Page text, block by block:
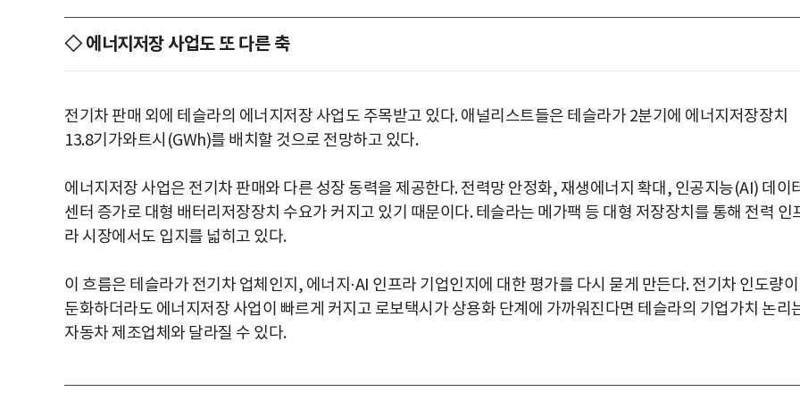
◇ 에너지저장 사업도 또 다른 축
전기차 판매 외에 테슬라의 에너지저장 사업도 주목받고 있다. 애널리스트들은 테슬라가 2분기에 에너지저장장치
13.8기가와트시(GWh)를 배치할 것으로 전망하고 있다.
에너지저장 사업은 전기차 판매와 다른 성장 동력을 제공한다. 전력망 안정화, 재생에너지 확대, 인공지능(AI) 데이
센터 증가로 대형 배터리저장장치 수요가 커지고 있기 때문이다. 테슬라는 메가팩 등 대형 저장장치를 통해 전력 인
라 시장에서도 입지를 넓히고 있다.
이 흐름은 테슬라가 전기차 업체인지, 에너지·AI 인프라 기업인지에 대한 평가를 다시 묻게 만든다. 전기차 인도량이
둔화하더라도 에너지저장 사업이 빠르게 커지고 로보택시가 상용화 단계에 가까워진다면 테슬라의 기업가치 논리
자동차 제조업체와 달라질 수 있다.